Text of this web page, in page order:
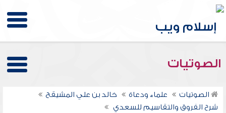
الصوتيات
الصوتيات علماء ودعاة
خالد بن علي المشيقح
شرح الفروق والتقاسيم للسعدي